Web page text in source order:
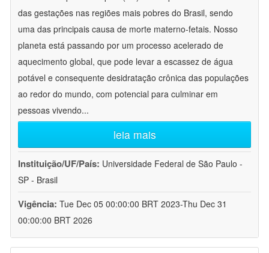
das gestações nas regiões mais pobres do Brasil, sendo
uma das principais causa de morte materno-fetais. Nosso
planeta está passando por um processo acelerado de
aquecimento global, que pode levar a escassez de água
potável e consequente desidratação crônica das populações
ao redor do mundo, com potencial para culminar em
pessoas vivendo...
leia mais
Instituição/UF/País: Universidade Federal de São Paulo -
SP - Brasil
Vigência: Tue Dec 05 00:00:00 BRT 2023-Thu Dec 31
00:00:00 BRT 2026